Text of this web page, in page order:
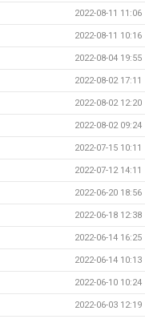
2022-08-11 11:06
2022-08-11 10:16
2022-08-04 19:55
2022-08-02 17:11
2022-08-02 12:20
2022-08-02 09:24
2022-07-15 10:11
2022-07-12 14:11
2022-06-20 18:56
2022-06-18 12:38
2022-06-14 16:25
2022-06-14 10:13
2022-06-10 10:24
2022-06-03 12:19